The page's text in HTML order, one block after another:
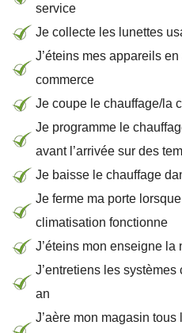
service
Je collecte les lunettes
J’éteins mes appareils
commerce
Je coupe le chauffage/la
Je programme le
avant l’arrivée sur des
Je baisse le chauffage
Je ferme ma porte
climatisation fonctionne
J’éteins mon enseigne la
J’entretiens les
an
J’aère mon magasin